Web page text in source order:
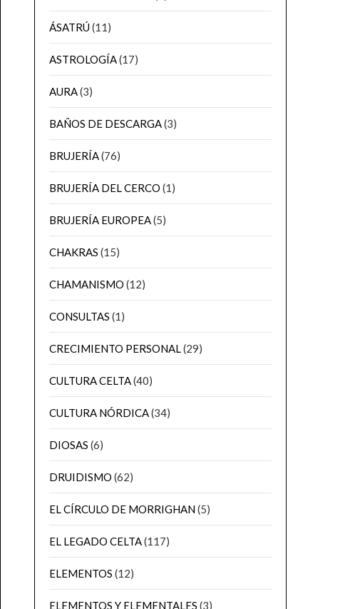
ÁSATRÚ(11)
ASTROLOGÍA(17)
AURA(3)
BAÑOS DE DESCARGA(3)
BRUJERÍA(76)
BRUJERÍA DEL CERCO (1)
BRUJERÍA EUROPEA(5)
CHAKRAS (15)
CHAMANISMO (12)
CONSULTAS (1)
CRECIMIENTO PERSONAL(29)
CULTURA CELTA(40)
CULTURA NÓRDICA(34)
DIOSAS (6)
DRUIDISMO (62)
EL CÍRCULO DE MORRIGHAN(5)
EL LEGADO CELTA(117)
ELEMENTOS (12)
ELEMENTOS Y ELEMENTALES (3)